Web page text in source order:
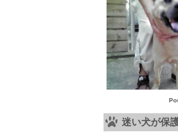
迷い犬が保